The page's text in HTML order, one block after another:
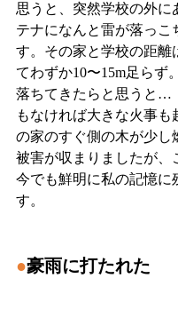
思うと、突然学校の外に
テナになんと雷が落っこ
す。その家と学校の距離
てわずか10〜15m足らず
落ちてきたらと思うと…
もなければ大きな火事も
の家のすぐ側の木が少し
被害が収まりましたが、
今でも鮮明に私の記憶に
す。
●豪雨に打たれた